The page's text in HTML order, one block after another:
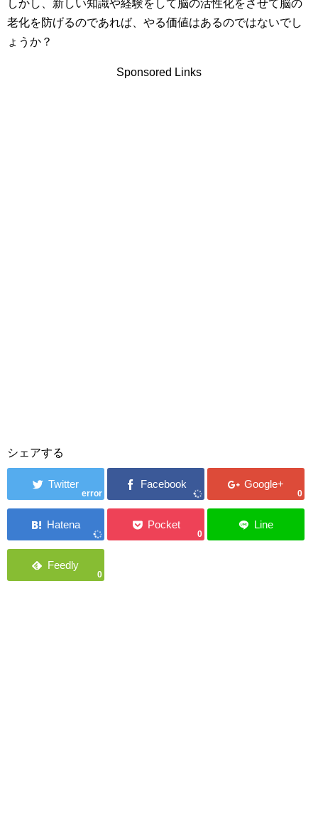
しかし、新しい知識や経験をして脳の活性化をさせて脳の
老化を防げるのであれば、やる価値はあるのではないでし
ょうか？
Sponsored Links
シェアする
error 0
0
0